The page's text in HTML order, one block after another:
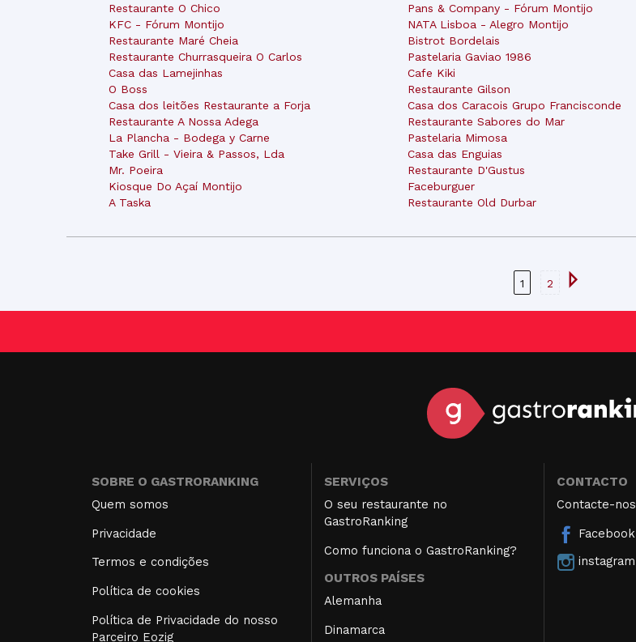
Restaurante O Chico
KFC - Fórum Montijo
Restaurante Maré Cheia
Restaurante Churrasqueira O Carlos
Casa das Lamejinhas
O Boss
Casa dos leitões Restaurante a Forja
Restaurante A Nossa Adega
La Plancha - Bodega y Carne
Take Grill - Vieira & Passos, Lda
Mr. Poeira
Kiosque Do Açaí Montijo
A Taska
Pans & Company - Fórum Montijo
NATA Lisboa - Alegro Montijo
Bistrot Bordelais
Pastelaria Gaviao 1986
Cafe Kiki
Restaurante Gilson
Casa dos Caracois Grupo Francisconde
Restaurante Sabores do Mar
Pastelaria Mimosa
Casa das Enguias
Restaurante D'Gustus
Faceburguer
Restaurante Old Durbar
1 2
SOBRE O GASTRORANKING
Quem somos
Privacidade
Termos e condições
Política de cookies
Política de Privacidade do nosso
Parceiro Eozig
SERVIÇOS
O seu restaurante no
GastroRanking
Como funciona o GastroRanking?
OUTROS PAÍSES
Alemanha
Dinamarca
CONTACTO
Contacte-nos
Facebook
instagram